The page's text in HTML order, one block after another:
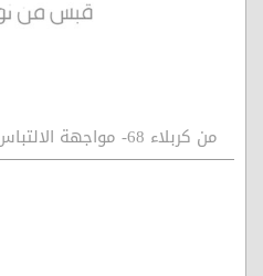
من كربلاء 68- مواجهة الالتباس الإعلامي